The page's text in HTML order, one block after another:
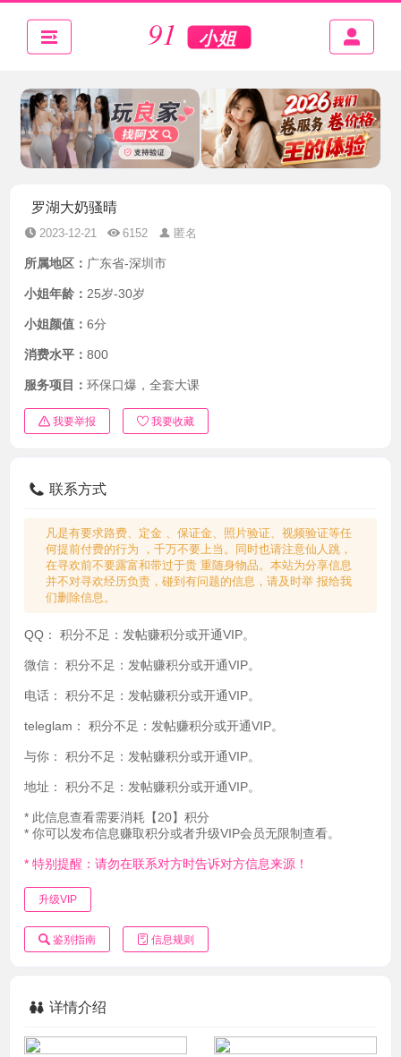
罗湖大奶骚晴
2023-12-21 6152 匿名
所属地区： 广东省-深圳市
小姐年龄： 25岁-30岁
小姐颜值： 6分
消费水平： 800
服务项目： 环保口爆，全套大课
我要举报 我要收藏
联系方式
凡是有要求路费、定金 、保证金、照片验证、视频验证等任
何提前付费的行为 ，千万不要上当。同时也请注意仙人跳，
在寻欢前不要露富和带过于贵 重随身物品。本站为分享信息
并不对寻欢经历负责，碰到有问题的信息，请及时举 报给我
们删除信息。
QQ： 积分不足：发帖赚积分或开通VIP。
微信： 积分不足：发帖赚积分或开通VIP。
电话： 积分不足：发帖赚积分或开通VIP。
teleglam： 积分不足：发帖赚积分或开通VIP。
与你： 积分不足：发帖赚积分或开通VIP。
地址： 积分不足：发帖赚积分或开通VIP。
* 此信息查看需要消耗【20】积分
* 你可以发布信息赚取积分或者升级VIP会员无限制查看。
* 特别提醒：请勿在联系对方时告诉对方信息来源！
升级VIP
鉴别指南 信息规则
详情介绍